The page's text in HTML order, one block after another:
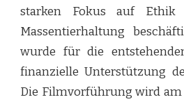
starken Fokus auf
Massentierhaltung
wurde für die
finanzielle Unterstützung
Die Filmvorführung wird am